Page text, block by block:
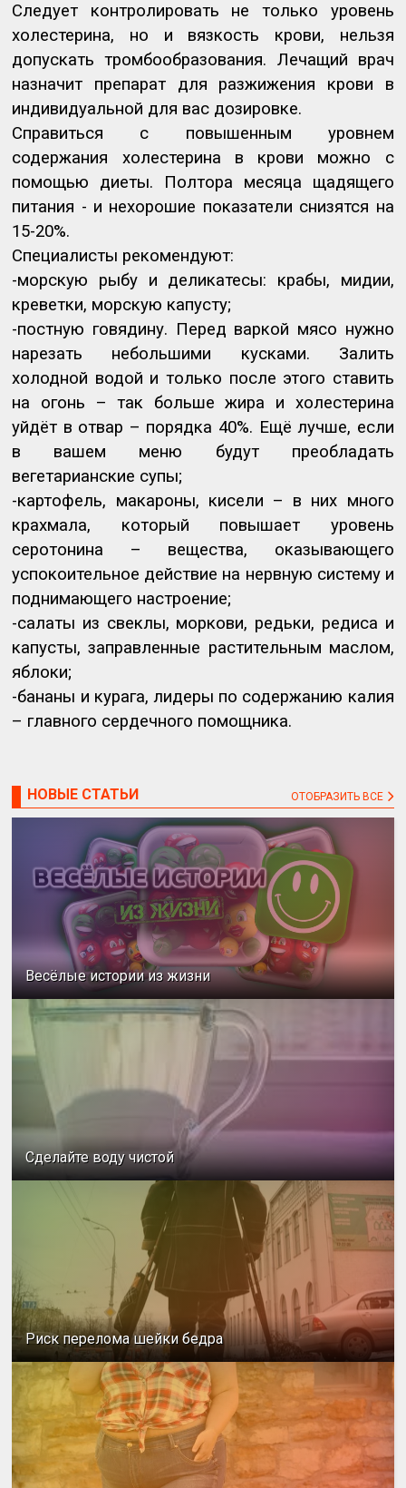
Следует контролировать не только уровень
холестерина, но и вязкость крови, нельзя
допускать тромбообразования. Лечащий врач
назначит препарат для разжижения крови в
индивидуальной для вас дозировке.
Справиться с повышенным уровнем
содержания холестерина в крови можно с
помощью диеты. Полтора месяца щадящего
питания - и нехорошие показатели снизятся на
15-20%.
Специалисты рекомендуют:
-морскую рыбу и деликатесы: крабы, мидии,
креветки, морскую капусту;
-постную говядину. Перед варкой мясо нужно
нарезать небольшими кусками. Залить
холодной водой и только после этого ставить
на огонь – так больше жира и холестерина
уйдёт в отвар – порядка 40%. Ещё лучше, если
в вашем меню будут преобладать
вегетарианские супы;
-картофель, макароны, кисели – в них много
крахмала, который повышает уровень
серотонина – вещества, оказывающего
успокоительное действие на нервную систему и
поднимающего настроение;
-салаты из свеклы, моркови, редьки, редиса и
капусты, заправленные растительным маслом,
яблоки;
-бананы и курага, лидеры по содержанию калия
– главного сердечного помощника.
НОВЫЕ СТАТЬИ ОТОБРАЗИТЬ ВСЕ
Весёлые истории из жизни
Сделайте воду чистой
Риск перелома шейки бедра